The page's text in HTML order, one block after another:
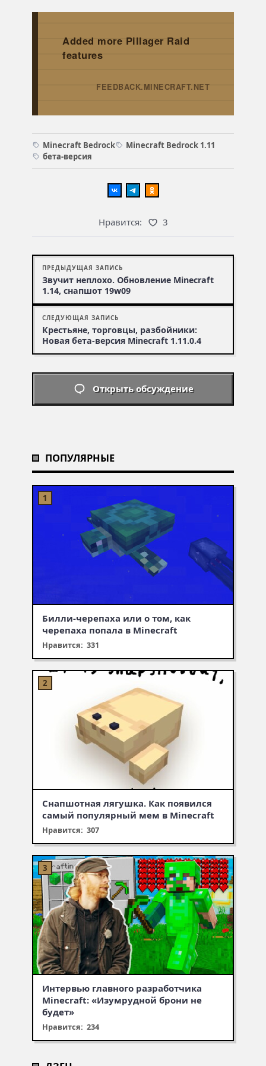
Added more Pillager Raid
features
FEEDBACK.MINECRAFT.NET
Minecraft Bedrock
Minecraft Bedrock 1.11
бета-версия
Нравится: 3
ПРЕДЫДУЩАЯ ЗАПИСЬ
Звучит неплохо. Обновление Minecraft
1.14, снапшот 19w09
СЛЕДУЮЩАЯ ЗАПИСЬ
Крестьяне, торговцы, разбойники:
Новая бета-версия Minecraft 1.11.0.4
Открыть обсуждение
ПОПУЛЯРНЫЕ
Билли-черепаха или о том, как
черепаха попала в Minecraft
Нравится: 331
Снапшотная лягушка. Как появился
самый популярный мем в Minecraft
Нравится: 307
Интервью главного разработчика
Minecraft: «Изумрудной брони не
будет»
Нравится: 234